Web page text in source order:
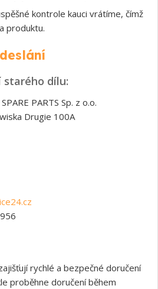
kontrole kauci vrátíme, čímž
produktu.
starého dílu:
SPARE PARTS Sp. z o.o.
Drugie 100A
rychlé a bezpečné doručení
proběhne doručení během